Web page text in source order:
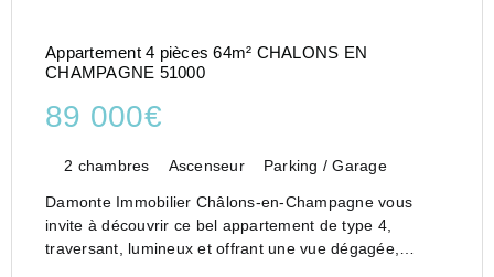
Appartement 4 pièces 64m² CHALONS EN
CHAMPAGNE 51000
89 000€
2 chambres Ascenseur Parking / Garage
Damonte Immobilier Châlons-en-Champagne vous
invite à découvrir ce bel appartement de type 4,
traversant, lumineux et offrant une vue dégagée,